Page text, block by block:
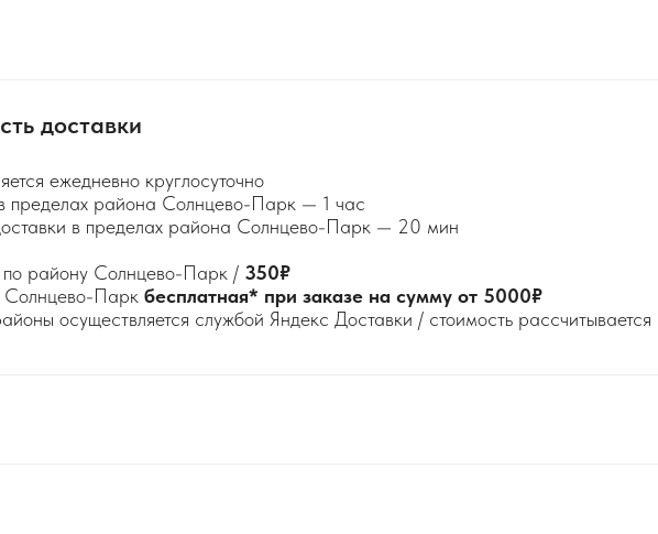
доставки
ежедневно круглосуточно
пределах района Солнцево-Парк — 1 час
в пределах района Солнцево-Парк — 20 мин
району Солнцево-Парк / 350₽
Солнцево-Парк бесплатная* при заказе на сумму от 5000₽
осуществляется службой Яндекс Доставки / стоимость